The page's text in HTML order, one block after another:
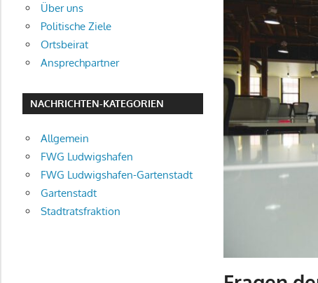
Über uns
Politische Ziele
Ortsbeirat
Ansprechpartner
NACHRICHTEN-KATEGORIEN
Allgemein
FWG Ludwigshafen
FWG Ludwigshafen-Gartenstadt
Gartenstadt
Stadtratsfraktion